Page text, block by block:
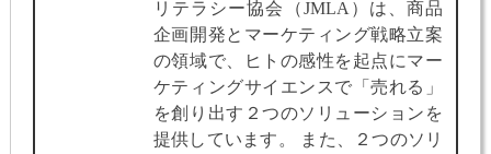
リテラシー協会（JMLA）は、商品
企画開発とマーケティング戦略立案
の領域で、ヒトの感性を起点にマー
ケティングサイエンスで「売れる」
を創り出す２つのソリューションを
提供しています。 また、２つのソリ